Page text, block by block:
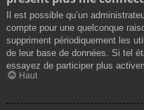
Il est possible qu’un
compte pour une quelconque
suppriment périodiquement les
de leur base de données. Si tel
essayez de participer plus
Haut